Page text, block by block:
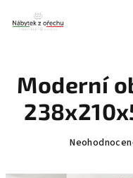
obsah
Moderní
Průměrné
produktu